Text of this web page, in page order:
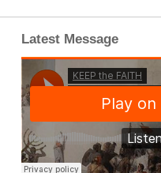
Latest Message